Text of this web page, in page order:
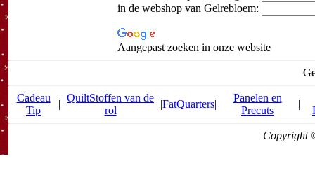
in de webshop van Gelrebloem:
Aangepast zoeken in onze website
Cadeau
Tip
|
QuiltStoffen van de
rol
|FatQuarters|
Panelen en
Precuts
|
Copyright